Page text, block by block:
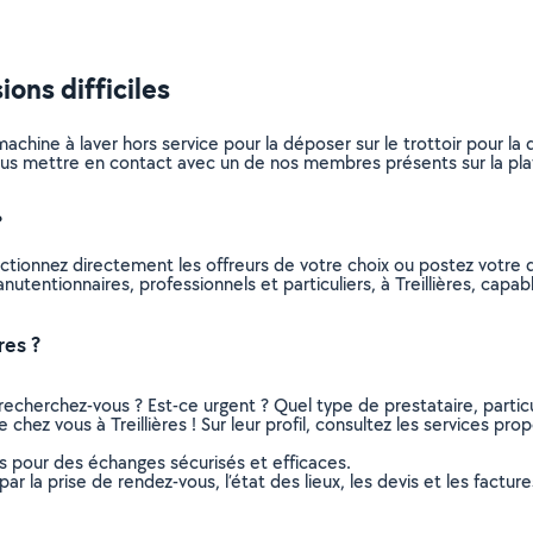
difficiles
à laver hors service pour la déposer sur le trottoir pour
mettre en contact avec un de nos membres présents sur la
directement les offreurs de votre choix ou postez
professionnels et particuliers, à Treillières,
?
vous ? Est-ce urgent ? Quel type de prestataire,
vous à Treillières ! Sur leur profil, consultez les services
pour des échanges sécurisés et efficaces.
la prise de rendez-vous, l’état des lieux, les devis et les